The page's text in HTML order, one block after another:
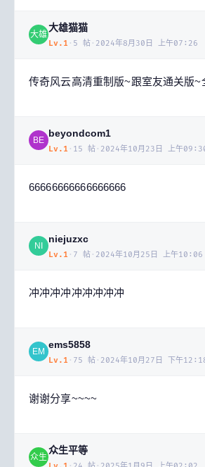
大雄
大雄猫猫
Lv. 1 · 5 帖 · 2024年8月30日 上午07:26
传奇风云高清重制版~跟室友通关版~
BE
beyondcom1
Lv. 1 · 15 帖 · 2024年10月23日 上午
66666666666666666
NI
niejuzxc
Lv. 1 · 7 帖 · 2024年10月25日 上午10:06
冲冲冲冲冲冲冲冲冲
EM
ems5858
Lv. 1 · 75 帖 · 2024年10月27日 下午
谢谢分享~~~~
众生
众生平等